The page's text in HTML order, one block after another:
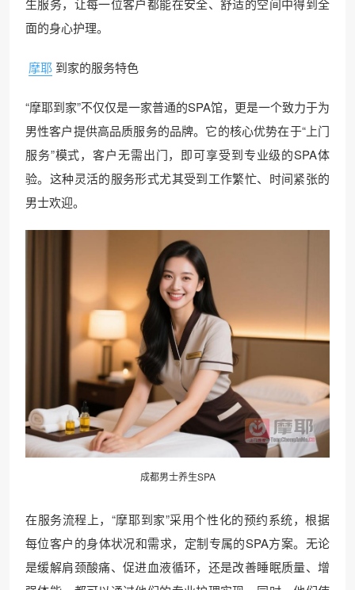
生服务，让每一位客户都能在安全、舒适的空间中得到全
面的身心护理。
摩耶 到家的服务特色
“摩耶到家”不仅仅是一家普通的SPA馆，更是一个致力于为
男性客户提供高品质服务的品牌。它的核心优势在于“上门
服务”模式，客户无需出门，即可享受到专业级的SPA体
验。这种灵活的服务形式尤其受到工作繁忙、时间紧张的
男士欢迎。
成都男士养生SPA
在服务流程上，“摩耶到家”采用个性化的预约系统，根据
每位客户的身体状况和需求，定制专属的SPA方案。无论
是缓解肩颈酸痛、促进血液循环，还是改善睡眠质量、增